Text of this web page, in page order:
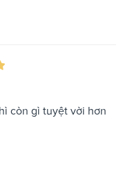
còn gì tuyệt vời hơn